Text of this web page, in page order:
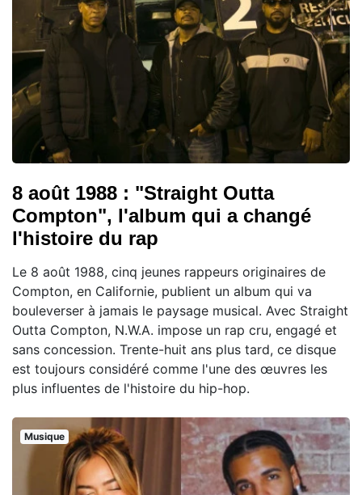
8 août 1988 : "Straight Outta
Compton", l'album qui a changé
l'histoire du rap
Le 8 août 1988, cinq jeunes rappeurs originaires de
Compton, en Californie, publient un album qui va
bouleverser à jamais le paysage musical. Avec Straight
Outta Compton, N.W.A. impose un rap cru, engagé et
sans concession. Trente-huit ans plus tard, ce disque
est toujours considéré comme l'une des œuvres les
plus influentes de l'histoire du hip-hop.
Musique